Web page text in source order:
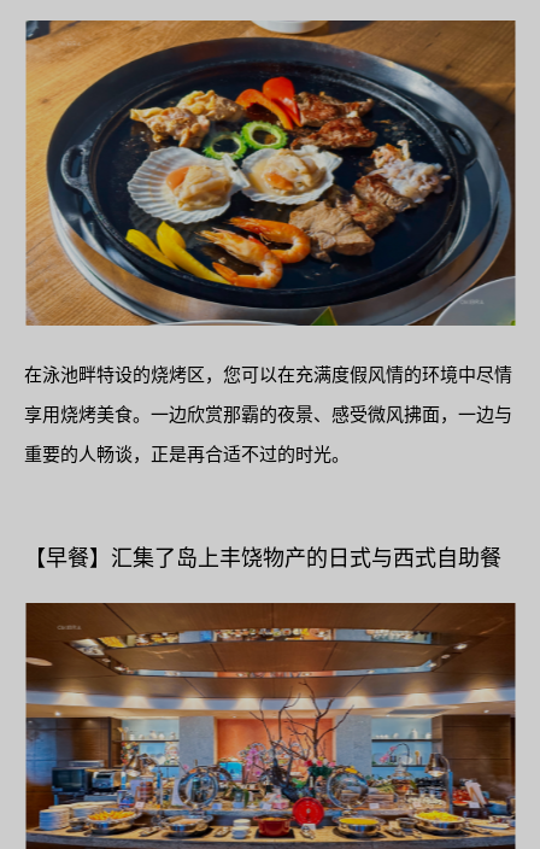
在泳池畔特设的烧烤区，您可以在充满度假风情的环境中尽情
享用烧烤美食。一边欣赏那霸的夜景、感受微风拂面，一边与
重要的人畅谈，正是再合适不过的时光。
【早餐】汇集了岛上丰饶物产的日式与西式自助餐